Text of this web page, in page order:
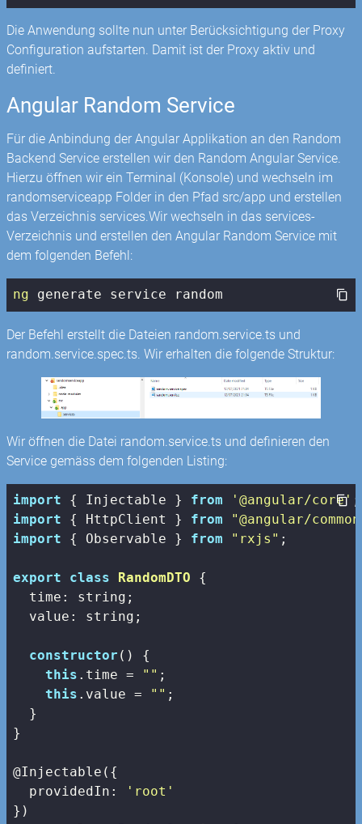
Die Anwendung sollte nun unter Berücksichtigung der Proxy
Configuration aufstarten. Damit ist der Proxy aktiv und
definiert.
Angular Random Service
Für die Anbindung der Angular Applikation an den Random
Backend Service erstellen wir den Random Angular Service.
Hierzu öffnen wir ein Terminal (Konsole) und wechseln im
randomserviceapp Folder in den Pfad src/app und erstellen
das Verzeichnis services.Wir wechseln in das services-
Verzeichnis und erstellen den Angular Random Service mit
dem folgenden Befehl:
ng generate service random
Der Befehl erstellt die Dateien random.service.ts und
random.service.spec.ts. Wir erhalten die folgende Struktur:
Wir öffnen die Datei random.service.ts und definieren den
Service gemäss dem folgenden Listing:
import { Injectable } from '@angular/core'
import { HttpClient } from
"@angular/
import { Observable } from "rxjs" ;
export class RandomDTO
{
  time: string;
  value: string;
constructor () {
this .time = "" ;
this .value = "" ;
  }
}
@Injectable({
providedIn :
'root'